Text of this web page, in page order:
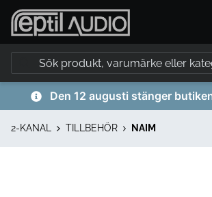
Den 12 augusti stänger
2-KANAL TILLBEHÖR NAIM